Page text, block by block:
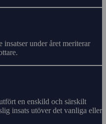
insatser under året meriterar
en enskild och särskilt
insats utöver det vanliga eller